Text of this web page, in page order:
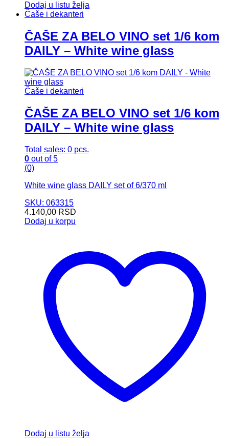
Dodaj u listu želja
Čaše i dekanteri
ČAŠE ZA BELO VINO set 1/6 kom
DAILY – White wine glass
Čaše i dekanteri
ČAŠE ZA BELO VINO set 1/6 kom
DAILY – White wine glass
Total sales: 0 pcs.
0 out of 5
(0)
White wine glass DAILY set of 6/370 ml
SKU: 063315
4.140,00 RSD
Dodaj u korpu
Dodaj u listu želja